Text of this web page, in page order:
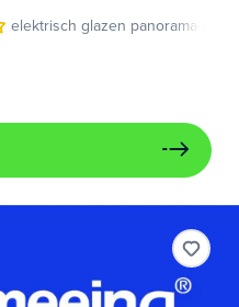
elektrisch glazen panorama-dak